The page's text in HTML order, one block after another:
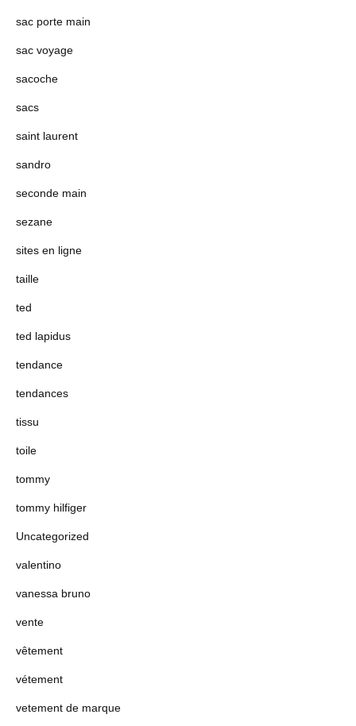
sac porte main
sac voyage
sacoche
sacs
saint laurent
sandro
seconde main
sezane
sites en ligne
taille
ted
ted lapidus
tendance
tendances
tissu
toile
tommy
tommy hilfiger
Uncategorized
valentino
vanessa bruno
vente
vêtement
vétement
vetement de marque